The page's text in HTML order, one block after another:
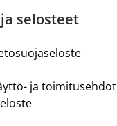
selosteet
ja toimitusehdot